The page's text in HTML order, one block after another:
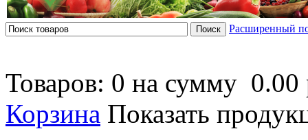
Расширенный
Товаров: 0 на сумму 0.00
Корзина Показать